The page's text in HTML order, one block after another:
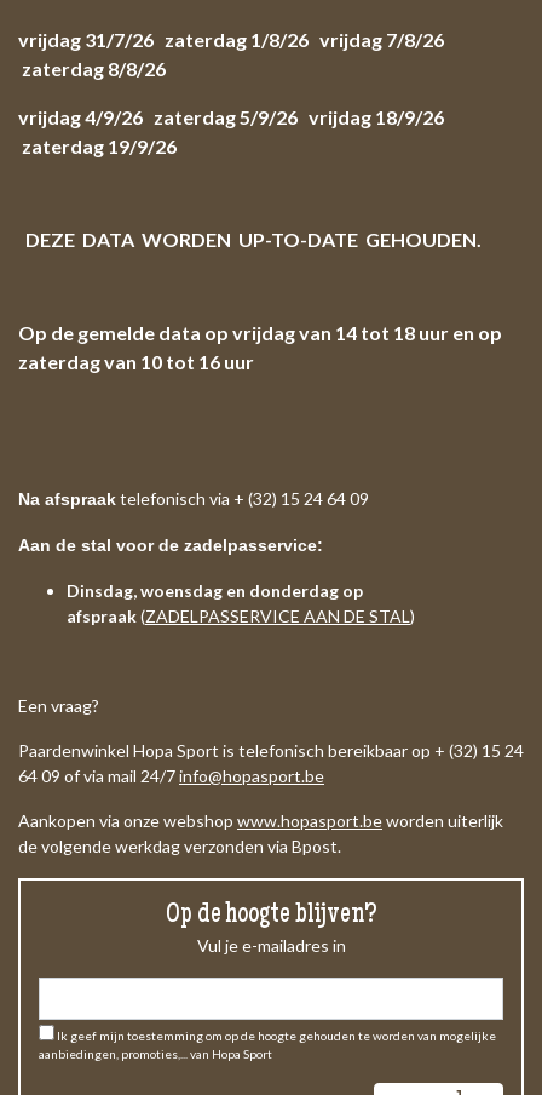
vrijdag 31/7/26 zaterdag 1/8/26 vrijdag 7/8/26
zaterdag 8/8/26
vrijdag 4/9/26 zaterdag 5/9/26 vrijdag 18/9/26
zaterdag 19/9/26
DEZE DATA WORDEN UP-TO-DATE GEHOUDEN.
Op de gemelde data op vrijdag van 14 tot 18 uur en op
zaterdag van 10 tot 16 uur
Na afspraaktelefonisch via + (32) 15 24 64 09
Aan de stal voor de zadelpasservice:
Dinsdag, woensdag en donderdag op
afspraak(ZADELPASSERVICE AAN DE STAL )
Een vraag?
Paardenwinkel Hopa Sport is telefonisch bereikbaar op + (32) 15 24
64 09 of via mail 24/7info@hopasport.be
Aankopen via onze webshop www.hopasport.beworden uiterlijk
de volgende werkdag verzonden via Bpost.
Op de hoogte blijven?
Vul je e-mailadres in
Ik geef mijn toestemming om op de hoogte gehouden te worden van mogelijke
aanbiedingen, promoties,... van Hopa Sport